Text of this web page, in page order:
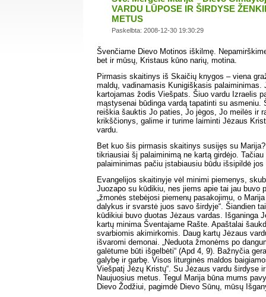
VARDU LŪPOSE IR ŠIRDYSE
METUS
Paskelbta: 2008-12-30 19:30:29
Švenčiame Dievo Motinos iškilmę.
bet ir mūsų, Kristaus kūno narių, motina.
Pirmasis skaitinys iš Skaičių knygos – viena
maldų, vadinamasis Kunigiškasis palaiminimas.
kartojamas žodis Viešpats. Šiuo vardu Izraelis
mąstysenai būdinga vardą tapatinti su asmeniu.
reiškia šauktis Jo paties, Jo jėgos, Jo meilės ir
krikščionys, galime ir turime laiminti Jėzaus
vardu.
Bet kuo šis pirmasis skaitinys susijęs su
tikriausiai šį palaiminimą ne kartą girdėjo.
palaiminimas pačiu įstabiausiu būdu išsipildė jos
Evangelijos skaitinyje vėl minimi piemenys,
Juozapo su kūdikiu, nes jiems apie tai jau buvo
„žmonės stebėjosi piemenų pasakojimu, o
dalykus ir svarstė juos savo širdyje“. Šiandien
kūdikiui buvo duotas Jėzaus vardas. Išganinga
kartų minima Šventajame Rašte. Apaštalai
svarbiomis akimirkomis. Daug kartų Jėzaus
išvaromi demonai. „Neduota žmonėms po
galėtume būti išgelbėti“ (Apd 4, 9). Bažnyčia
galybę ir garbę. Visos liturginės maldos
Viešpatį Jėzų Kristų“. Su Jėzaus vardu širdyse
Naujuosius metus. Tegul Marija būna mums
Dievo Žodžiui, pagimdė Dievo Sūnų, mūsų